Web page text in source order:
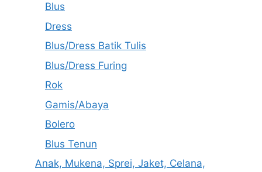
Blus
Dress
Blus/Dress Batik Tulis
Blus/Dress Furing
Rok
Gamis/Abaya
Bolero
Blus Tenun
Anak, Mukena, Sprei, Jaket, Celana,